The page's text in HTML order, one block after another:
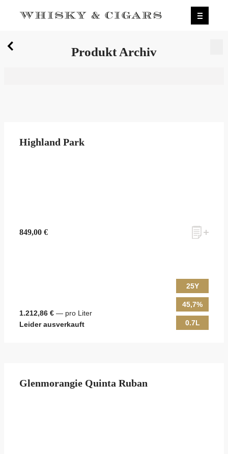
Wir wurden zum besten Whiskyshop Deutschlands
Produkt Archiv
Highland Park
849,00 €
1.212,86 € — pro Liter
Leider ausverkauft
25Y
45,7%
0.7L
Glenmorangie Quinta Ruban